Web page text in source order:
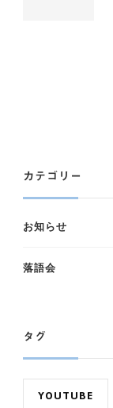
カテゴリー
お知らせ
落語会
タグ
YOUTUBE